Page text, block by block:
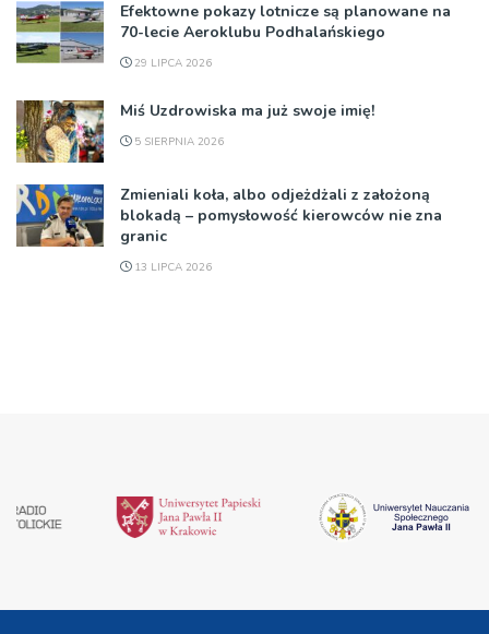
Efektowne pokazy lotnicze są planowane na
70-lecie Aeroklubu Podhalańskiego
29 LIPCA 2026
Miś Uzdrowiska ma już swoje imię!
5 SIERPNIA 2026
Zmieniali koła, albo odjeżdżali z założoną
blokadą – pomysłowość kierowców nie zna
granic
13 LIPCA 2026